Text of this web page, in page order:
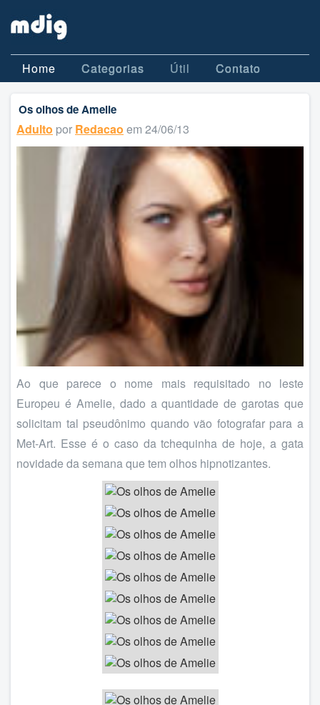
Home Categorias Útil Contato
Os olhos de Amelie
Adulto por Redacao em 24/06/13
Ao que parece o nome mais requisitado no leste
Europeu é Amelie, dado a quantidade de garotas que
solicitam tal pseudônimo quando vão fotografar para a
Met-Art. Esse é o caso da tchequinha de hoje, a gata
novidade da semana que tem olhos hipnotizantes.